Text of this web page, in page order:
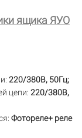
ящика ЯУО
220/380В, 50Гц;
цепи: 220/380В,
Фотореле+ реле